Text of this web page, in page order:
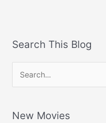
Search This Blog
e
r
New Movies